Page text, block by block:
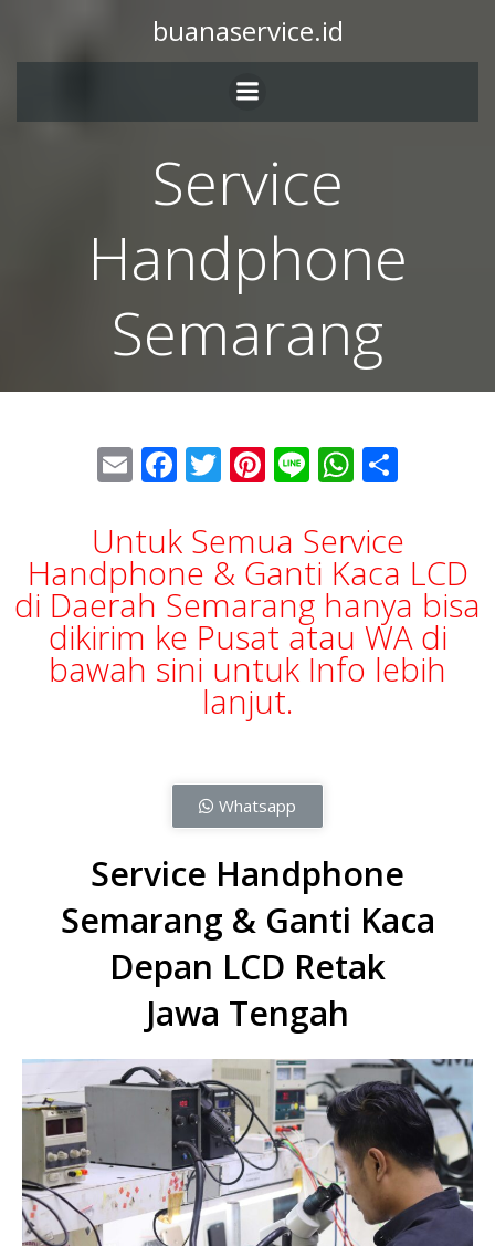
buanaservice.id
Service
Handphone
Semarang
EmailFacebook
Twitter
Pinterest
Line
Untuk Semua Service
Handphone & Ganti Kaca LCD
di Daerah Semarang hanya bisa
dikirim ke Pusat atau WA di
bawah sini untuk Info lebih
lanjut.
Whatsapp
Service Handphone
Semarang & Ganti Kaca
Depan LCD Retak
Jawa Tengah